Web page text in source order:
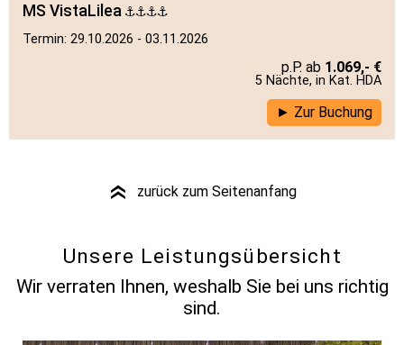
MS VistaLilea
Termin: 29.10.2026 - 03.11.2026
1.069,- €
5 Nächte, in Kat. HDA
Zur Buchung
» zurück zum Seitenanfang
Unsere Leistungsübersicht
Wir verraten Ihnen, weshalb Sie bei uns richtig
sind.